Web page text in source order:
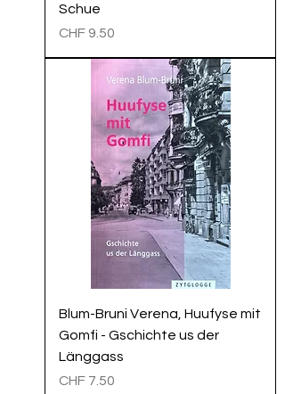
Schue
Preis
CHF 9.50
Blum-Bruni Verena, Huufyse mit
Gomfi - Gschichte us der
Länggass
Preis
CHF 7.50